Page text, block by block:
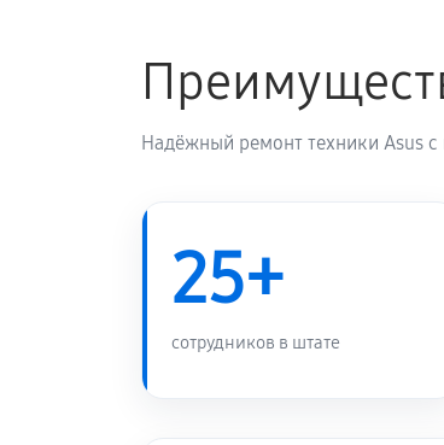
Надёжный ремонт техники Asus с
25+
сотрудников в штате